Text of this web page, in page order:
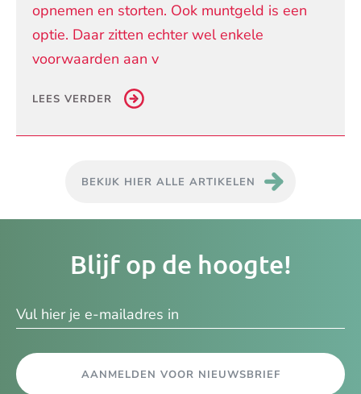
opnemen en storten. Ook muntgeld is een
optie. Daar zitten echter wel enkele
voorwaarden aan v
LEES VERDER
BEKIJK HIER ALLE ARTIKELEN
Blijf op de hoogte!
AANMELDEN VOOR NIEUWSBRIEF